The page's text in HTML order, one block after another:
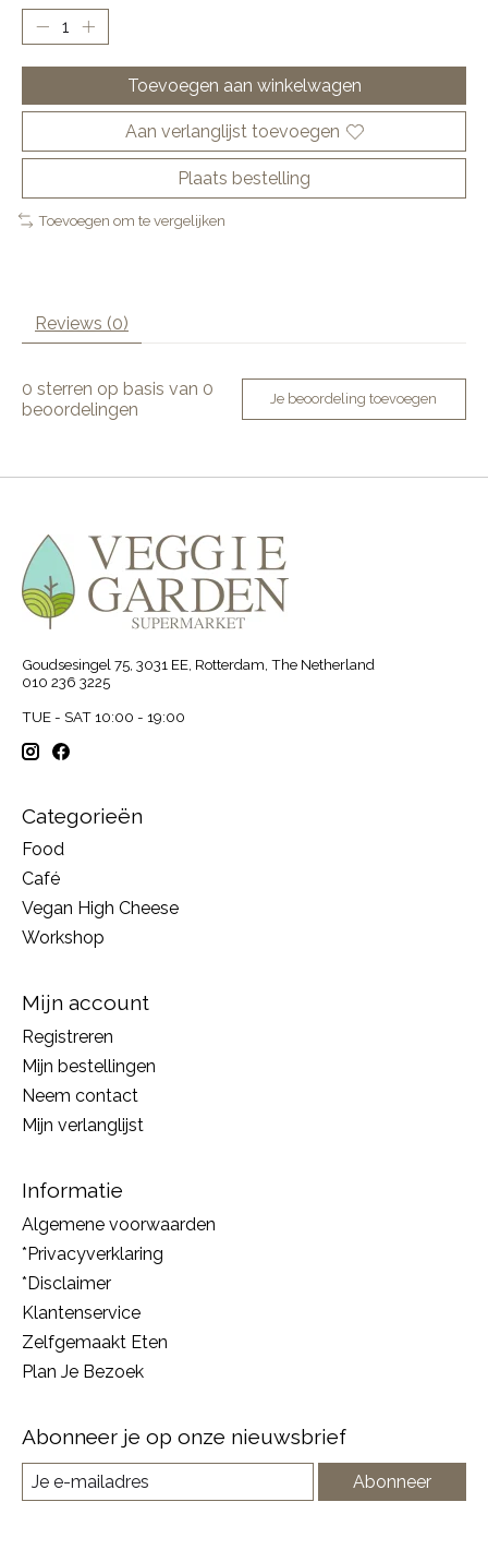
Toevoegen aan winkelwagen
Aan verlanglijst toevoegen
Plaats bestelling
Toevoegen om te vergelijken
Reviews (0)
0 sterren op basis van 0
beoordelingen
Je beoordeling toevoegen
Goudsesingel 75, 3031 EE, Rotterdam, The Netherland
010 236 3225
TUE - SAT 10:00 - 19:00
Categorieën
Food
Café
Vegan High Cheese
Workshop
Mijn account
Registreren
Mijn bestellingen
Neem contact
Mijn verlanglijst
Informatie
Algemene voorwaarden
*Privacyverklaring
*Disclaimer
Klantenservice
Zelfgemaakt Eten
Plan Je Bezoek
Abonneer je op onze nieuwsbrief
Abonneer